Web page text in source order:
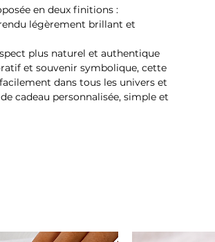
en deux finitions :
légèrement brillant et
plus naturel et authentique
et souvenir symbolique, cette
dans tous les univers et
cadeau personnalisée, simple et